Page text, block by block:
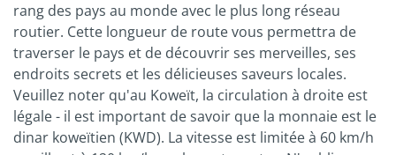
rang des pays au monde avec le plus long réseau
routier. Cette longueur de route vous permettra de
traverser le pays et de découvrir ses merveilles, ses
endroits secrets et les délicieuses saveurs locales.
Veuillez noter qu'au Koweït, la circulation à droite est
légale - il est important de savoir que la monnaie est le
dinar koweïtien (KWD). La vitesse est limitée à 60 km/h